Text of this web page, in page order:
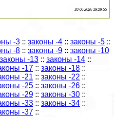
20 06 2026 19:29:55
-3 :: законы -4 :: законы -5 ::
-8 :: законы -9 :: законы -10
законы -13 :: законы -14 ::
-17 :: законы -18 ::
-21 :: законы -22 ::
-25 :: законы -26 ::
-29 :: законы -30 ::
-33 :: законы -34 ::
-37 ::